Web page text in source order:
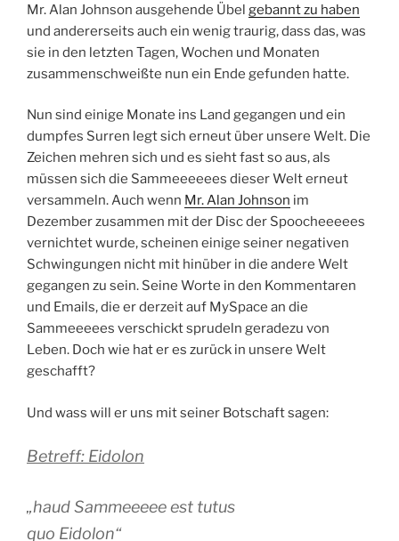
Mr. Alan Johnson ausgehende Übel gebannt zu haben
und andererseits auch ein wenig traurig, dass das, was
sie in den letzten Tagen, Wochen und Monaten
zusammenschweißte nun ein Ende gefunden hatte.
Nun sind einige Monate ins Land gegangen und ein
dumpfes Surren legt sich erneut über unsere Welt. Die
Zeichen mehren sich und es sieht fast so aus, als
müssen sich die Sammeeeeees dieser Welt erneut
versammeln. Auch wenn Mr. Alan Johnson im
Dezember zusammen mit der Disc der Spoocheeeees
vernichtet wurde, scheinen einige seiner negativen
Schwingungen nicht mit hinüber in die andere Welt
gegangen zu sein. Seine Worte in den Kommentaren
und Emails, die er derzeit auf MySpace an die
Sammeeeees verschickt sprudeln geradezu von
Leben. Doch wie hat er es zurück in unsere Welt
geschafft?
Und wass will er uns mit seiner Botschaft sagen:
Betreff: Eidolon
„haud Sammeeeee est tutus
quo Eidolon“